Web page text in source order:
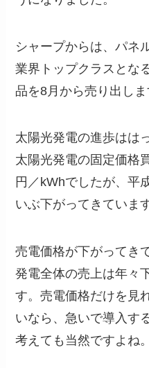
シャープからは、パネ
業界トップクラスとな
品を8月から売り出しま
太陽光発電の進歩はは
太陽光発電の固定価格
円／kWhでしたが、平
いぶ下がってきています
売電価格が下がってき
発電全体の売上は年々
す。売電価格だけを見
いなら、急いで導入す
考えても当然ですよね。